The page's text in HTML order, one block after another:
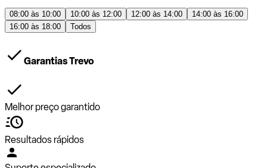
08:00 às 10:00 10:00 às 12:00 12:00 às 14:00
14:00 às 16:00
16:00 às 18:00
Todos
Garantias Trevo
Melhor preço garantido
Resultados rápidos